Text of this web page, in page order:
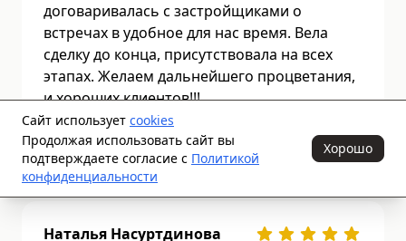
договаривалась с застройщиками о
встречах в удобное для нас время. Вела
сделку до конца, присутствовала на всех
этапах. Желаем дальнейшего процветания,
и хороших клиентов!!!
Открыть на yandex.ru
Наталья Насуртдинова
Сайт использует cookies
Продолжая использовать сайт вы
подтверждаете согласие с Политикой
конфиденциальности
Хорошо